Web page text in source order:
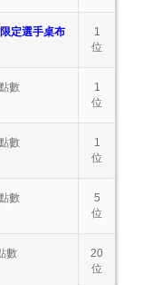
定選手桌布
1
位
數
1
位
數
1
位
數
5
位
數
20
位